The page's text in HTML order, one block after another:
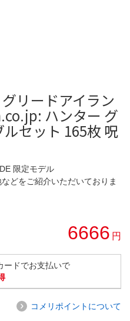
リードアイラン
ハンター グ
セット 165枚 呪
限定モデル
どをご紹介いただいておりま
6666 円
ードでお支払いで
コメリポイントについて